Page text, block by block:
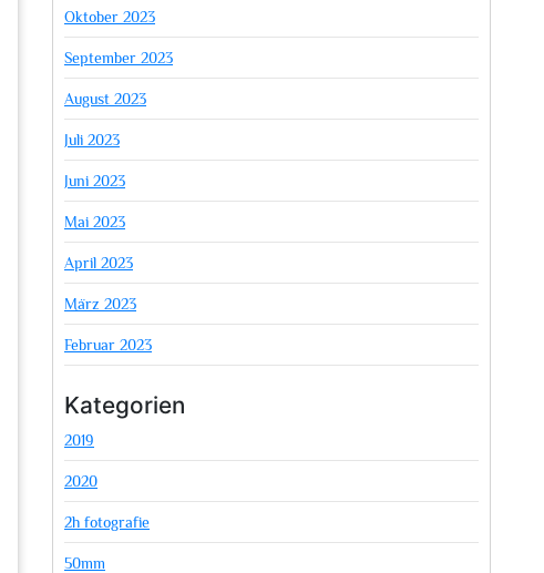
Oktober 2023
September 2023
August 2023
Juli 2023
Juni 2023
Mai 2023
April 2023
März 2023
Februar 2023
Kategorien
2019
2020
2h fotografie
50mm